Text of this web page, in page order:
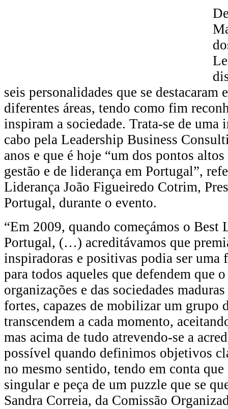
seis personalidades que se destacaram
diferentes áreas, tendo como fim
inspiram a sociedade. Trata-se de uma
cabo pela Leadership Business
anos e que é hoje “um dos pontos
gestão e de liderança em Portugal”,
Liderança João Figueiredo Cotrim,
Portugal, durante o evento.
“Em 2009, quando começámos o Best
Portugal, (…) acreditávamos que
inspiradoras e positivas podia ser uma
para todos aqueles que defendem que o
organizações e das sociedades
fortes, capazes de mobilizar um grupo
transcendem a cada momento,
mas acima de tudo atrevendo-se a
possível quando definimos objetivos
no mesmo sentido, tendo em conta que
singular e peça de um puzzle que se
Sandra Correia, da Comissão